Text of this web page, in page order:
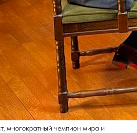
многократный чемпион мира и